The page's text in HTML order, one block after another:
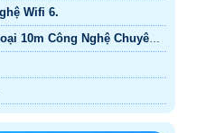
Wifi 6.
10m Công Nghệ Chuyên